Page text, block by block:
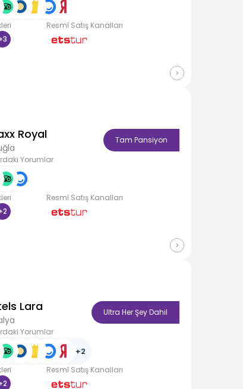
3
Resmî Satış Kanalları
Royal
Tam Pansiyon
Yorumlar
2
Resmî Satış Kanalları
Lara
Ultra Her Şey Dahil
Yorumlar
+2
2
Resmî Satış Kanalları